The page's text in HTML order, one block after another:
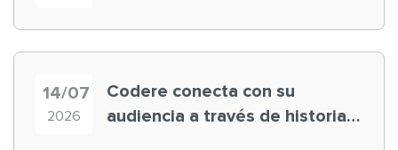
14/07
2026
Codere conecta con su
audiencia a través de historias